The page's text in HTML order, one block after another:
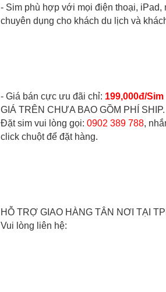
- Sim phù hợp với mọi điện thoại, iPad,
chuyên dụng cho khách du lịch và
- Giá bán cực ưu đãi chỉ: 199,000đ/Sim
GIÁ TRÊN CHƯA BAO GỒM PHÍ SHIP.
Đặt sim vui lòng gọi: 0902 389 788,
click chuột để đặt hàng.
HỖ TRỢ GIAO HÀNG TÂN NƠI TẠI
Vui lòng liên hệ: